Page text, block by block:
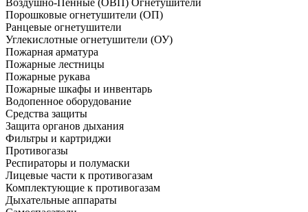
Воздушно-Пенные (ОВП) Огнетушители
Порошковые огнетушители (ОП)
Ранцевые огнетушители
Углекислотные огнетушители (ОУ)
Пожарная арматура
Пожарные лестницы
Пожарные рукава
Пожарные шкафы и инвентарь
Водопенное оборудование
Средства защиты
Защита органов дыхания
Фильтры и картриджи
Противогазы
Респираторы и полумаски
Лицевые части к противогазам
Комплектующие к противогазам
Дыхательные аппараты